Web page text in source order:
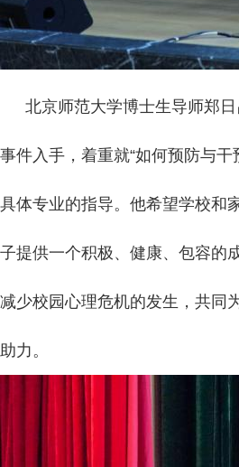
北京师范大学博士生导师郑
事件入手，着重就“如何预防与干
具体专业的指导。他希望学校和
子提供一个积极、健康、包容的
减少校园心理危机的发生，共同
助力。